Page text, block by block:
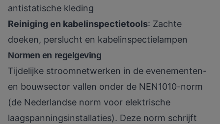
antistatische kleding
Reiniging en kabelinspectietools: Zachte
doeken, perslucht en kabelinspectielampen
Normen en regelgeving
Tijdelijke stroomnetwerken in de evenementen-
en bouwsector vallen onder de NEN1010-norm
(de Nederlandse norm voor elektrische
laagspanningsinstallaties). Deze norm schrijft